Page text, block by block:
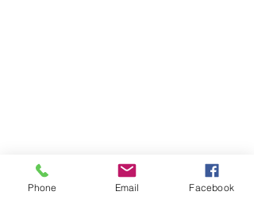
Phone Email Facebook